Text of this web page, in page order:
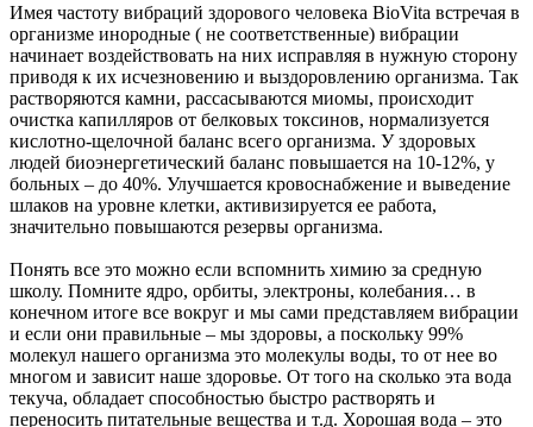
Имея частоту вибраций здорового человека BioVita встречая в
организме инородные ( не соответственные) вибрации
начинает воздействовать на них исправляя в нужную сторону
приводя к их исчезновению и выздоровлению организма. Так
растворяются камни, рассасываются миомы, происходит
очистка капилляров от белковых токсинов, нормализуется
кислотно-щелочной баланс всего организма. У здоровых
людей биоэнергетический баланс повышается на 10-12%, у
больных – до 40%. Улучшается кровоснабжение и выведение
шлаков на уровне клетки, активизируется ее работа,
значительно повышаются резервы организма.
Понять все это можно если вспомнить химию за средную
школу. Помните ядро, орбиты, электроны, колебания… в
конечном итоге все вокруг и мы сами представляем вибрации
и если они правильные – мы здоровы, а поскольку 99%
молекул нашего организма это молекулы воды, то от нее во
многом и зависит наше здоровье. От того на сколько эта вода
текуча, обладает способностью быстро растворять и
переносить питательные вещества и т.д. Хорошая вода – это